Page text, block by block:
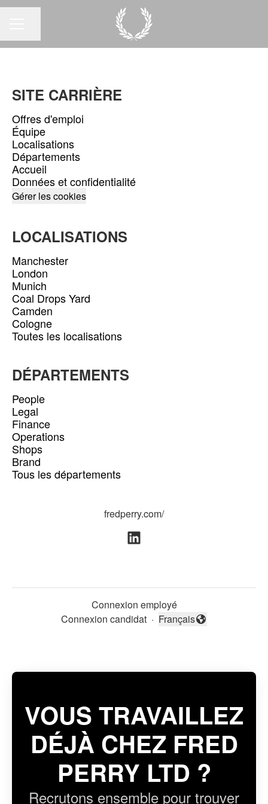
SITE CARRIÈRE
Offres d'emploi
Équipe
Localisations
Départements
Accueil
Données et confidentialité
Gérer les cookies
LOCALISATIONS
Manchester
London
Munich
Coal Drops Yard
Camden
Cologne
Toutes les localisations
DÉPARTEMENTS
People
Legal
Finance
Operations
Shops
Brand
Tous les départements
fredperry.com/
Connexion employé
Connexion candidat · Changer la langue
Français
VOUS TRAVAILLEZ
DÉJÀ CHEZ FRED
PERRY LTD ?
Recrutons ensemble pour trouver